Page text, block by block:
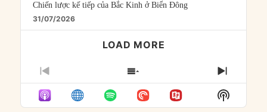
Chiến lược kế tiếp của Bắc Kinh ở Biển Đông
31/07/2026
LOAD MORE
PREVIOUS
EPISODE
SHOW
EPISODES
LIST
NEXT
Show
Podcast